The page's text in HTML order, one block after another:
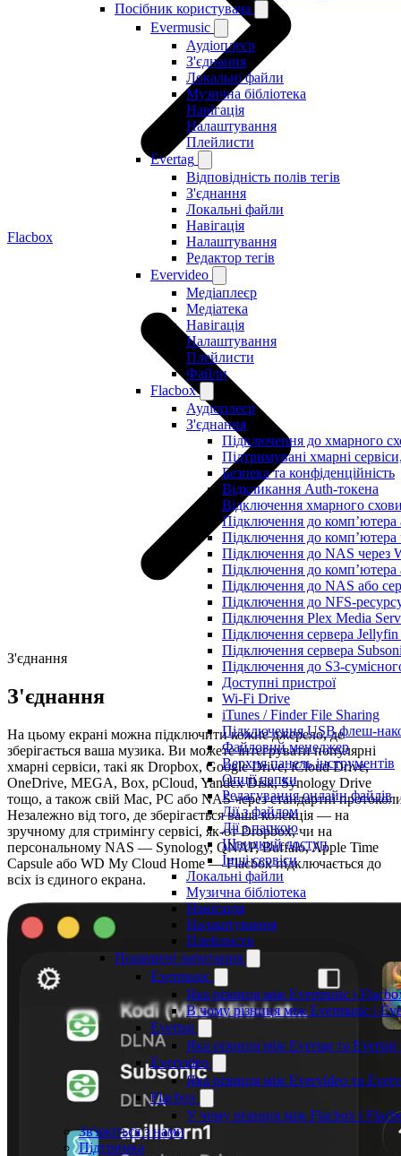
Посібник користувача
Evermusic
Аудіоплеєр
З'єднання
Локальні файли
Музична бібліотека
Навігація
Налаштування
Плейлисти
Evertag
Відповідність полів тегів
З'єднання
Локальні файли
Навігація
Налаштування
Редактор тегів
Evervideo
Медіаплеєр
Медіатека
Навігація
Налаштування
Плейлисти
Файли
Flacbox
Аудіоплеєр
З'єднання
Підключення до хмарного
Підтримувані хмарні
Безпека та конфіденційність
Відкликання Auth-токена
Відключення хмарного
Підключення до
Підключення до комп’ютера
Підключення до NAS через
Підключення до
Підключення до NAS або
Підключення до NFS-
Підключення Plex Media
Підключення сервера
Підключення сервера
Підключення до S3-
Доступні пристрої
Wi-Fi Drive
iTunes / Finder File Sharing
Підключення USB флеш-
Файловий менеджер
Верхня панель інструментів
Опції папки
Редагування онлайн файлів
Дії з файлом
Дії з папкою
Швидкий доступ
Інші сервіси
Локальні файли
Музична бібліотека
Навігація
Налаштування
Плейлисти
Поширені запитання
Evermusic
Яка різниця між Evermusic і
В чому різниця між Evermusic і
Evertag
Яка різниця між Evertag та Evertag
Evervideo
Яка різниця між Evervideo та
Flacbox
У чому різниця між Flacbox і
Зв'яжіться з нами
Підтримка
Flacbox
З'єднання
З'єднання
На цьому екрані можна підключити кожне джерело, де
зберігається ваша музика. Ви можете інтегрувати популярні
хмарні сервіси, такі як Dropbox, Google Drive, iCloud Drive,
OneDrive, MEGA, Box, pCloud, Yandex Disk, Synology Drive
тощо, а також свій Mac, PC або NAS через стандартні
Незалежно від того, де зберігається ваша колекція — на
зручному для стримінгу сервісі, як-от Dropbox, чи на
персональному NAS — Synology, QNAP, Buffalo, Apple Time
Capsule або WD My Cloud Home — Flacbox підключається до
всіх із єдиного екрана.